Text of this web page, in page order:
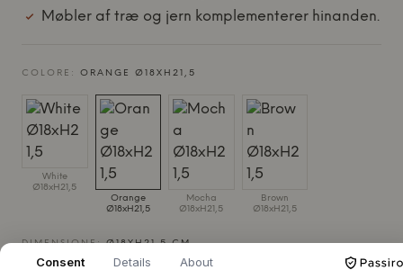
Møbler af træ og jern komplementerer hinanden.
COLORE: ORANGE Ø18XH21,5
White
Ø18xH21,5
Orange
Ø18xH21,5
Mocha
Ø18xH21,5
Brown
Ø18xH21,5
DIMENSIONE:Ø18XH21,5 CM
Consent Details About